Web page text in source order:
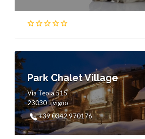
Park Chalet Village
Via Teola 515
23030 Livigno
+39 0342 970176